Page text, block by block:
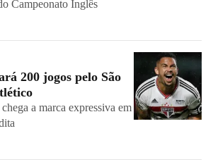
Campeonato Inglês
200 jogos pelo São
a marca expressiva em